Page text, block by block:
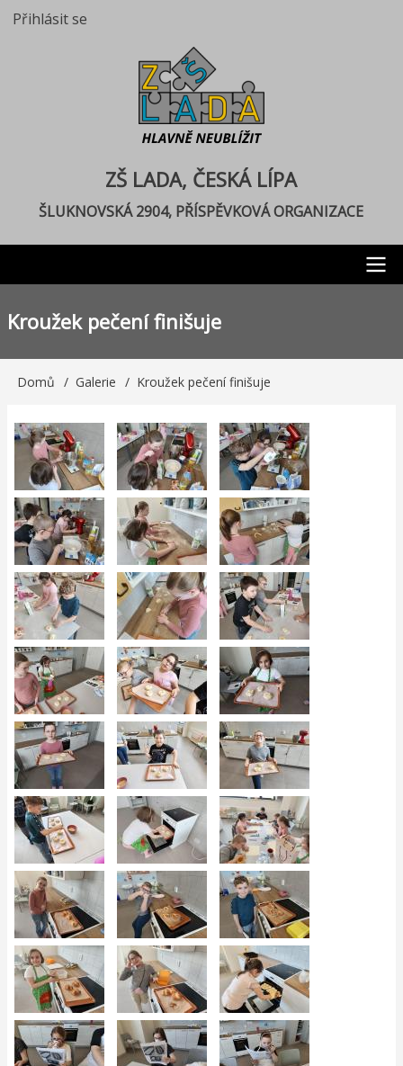
Přejít
User
Přihlásit se
ZŠ LADA, ČESKÁ LÍPA
ŠLUKNOVSKÁ 2904, PŘÍSPĚVKOVÁ ORGANIZACE
Main
navigation
Kroužek pečení finišuje
Drobečková
navigace
Domů Galerie Kroužek pečení finišuje